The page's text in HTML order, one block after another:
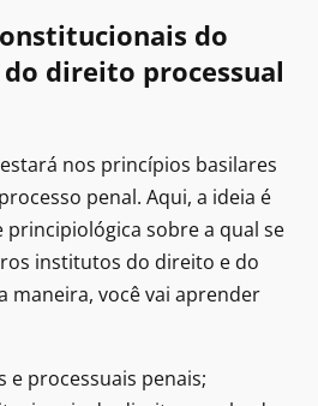
do
direito processual
nos princípios basilares
penal. Aqui, a ideia é
principiológica sobre a qual se
institutos do direito e do
maneira, você vai aprender
e processuais penais;